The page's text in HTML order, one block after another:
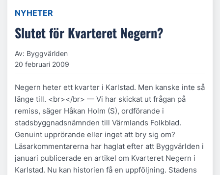
NYHETER
Slutet för Kvarteret Negern?
Av: Byggvärlden
20 februari 2009
Negern heter ett kvarter i Karlstad. Men kanske inte så
länge till. <br></br> — Vi har skickat ut frågan på
remiss, säger Håkan Holm (S), ordförande i
stadsbyggnadsnämnden till Värmlands Folkblad.
Genuint upprörande eller inget att bry sig om?
Läsarkommentarerna har haglat efter att Byggvärlden i
januari publicerade en artikel om Kvarteret Negern i
Karlstad. Nu kan historien få en uppföljning. Stadens